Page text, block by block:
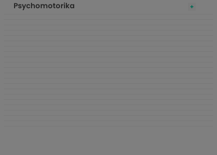
Psychomotorika